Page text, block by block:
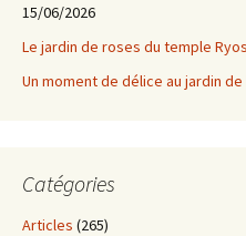
15/06/2026
Le jardin de roses du temple
Un moment de délice au jardin de
Catégories
Articles (265)